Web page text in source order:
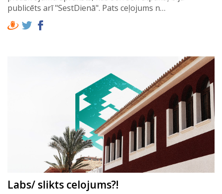
publicēts arī "SestDienā". Pats ceļojums n…
Labs/ slikts celojums?!